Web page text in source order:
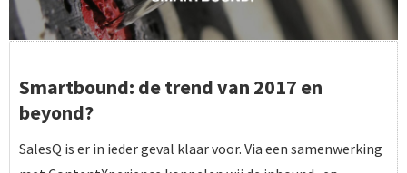
Smartbound: de trend van 2017 en
beyond?
SalesQ is er in ieder geval klaar voor. Via een samenwerking